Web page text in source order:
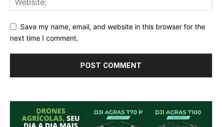
Save my name, email, and website in this browser for the
next time I comment.